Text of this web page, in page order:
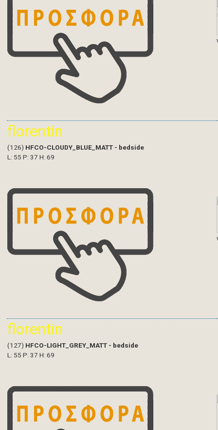
florentin
(126) HFCO-CLOUDY_BLUE_MATT - bedside
L: 55 P: 37 H: 69
florentin
(127) HFCO-LIGHT_GREY_MATT - bedside
L: 55 P: 37 H: 69